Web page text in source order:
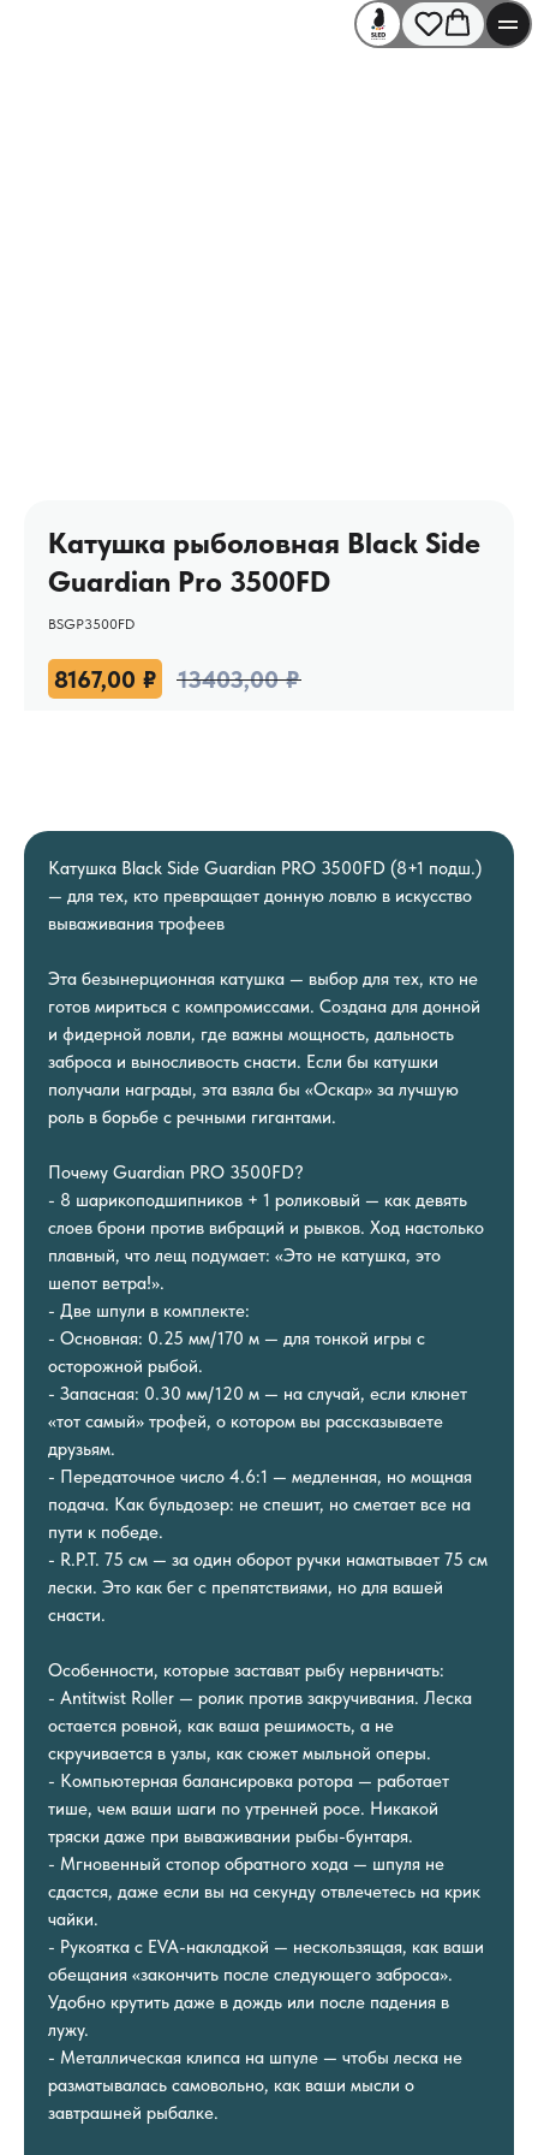
Катушка рыболовная Black Side
Guardian Pro 3500FD
BSGP3500FD
8167,00 ₽ 13403,00 ₽
Катушка Black Side Guardian PRO 3500FD (8+1 подш.)
— для тех, кто превращает донную ловлю в искусство
вываживания трофеев
Эта безынерционная катушка — выбор для тех, кто не
готов мириться с компромиссами. Создана для донной
и фидерной ловли, где важны мощность, дальность
заброса и выносливость снасти. Если бы катушки
получали награды, эта взяла бы «Оскар» за лучшую
роль в борьбе с речными гигантами.
Почему Guardian PRO 3500FD?
- 8 шарикоподшипников + 1 роликовый — как девять
слоев брони против вибраций и рывков. Ход настолько
плавный, что лещ подумает: «Это не катушка, это
шепот ветра!».
- Две шпули в комплекте:
- Основная: 0.25 мм/170 м — для тонкой игры с
осторожной рыбой.
- Запасная: 0.30 мм/120 м — на случай, если клюнет
«тот самый» трофей, о котором вы рассказываете
друзьям.
- Передаточное число 4.6:1 — медленная, но мощная
подача. Как бульдозер: не спешит, но сметает все на
пути к победе.
- R.P.T. 75 см — за один оборот ручки наматывает 75 см
лески. Это как бег с препятствиями, но для вашей
снасти.
Особенности, которые заставят рыбу нервничать:
- Antitwist Roller — ролик против закручивания. Леска
остается ровной, как ваша решимость, а не
скручивается в узлы, как сюжет мыльной оперы.
- Компьютерная балансировка ротора — работает
тише, чем ваши шаги по утренней росе. Никакой
тряски даже при вываживании рыбы-бунтаря.
- Мгновенный стопор обратного хода — шпуля не
сдастся, даже если вы на секунду отвлечетесь на крик
чайки.
- Рукоятка с EVA-накладкой — нескользящая, как ваши
обещания «закончить после следующего заброса».
Удобно крутить даже в дождь или после падения в
лужу.
- Металлическая клипса на шпуле — чтобы леска не
разматывалась самовольно, как ваши мысли о
завтрашней рыбалке.